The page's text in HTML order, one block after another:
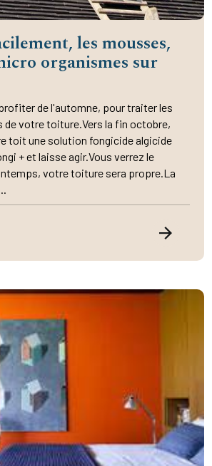
les mousses,
organismes sur
de l'automne, pour traiter les
votre toiture.Vers la fin octobre,
toit une solution fongicide algicide
+ et laisse agir.Vous verrez le
votre toiture sera propre.La